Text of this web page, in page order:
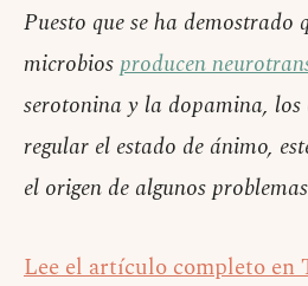
Puesto que se ha demostrado
microbiosproducen
serotonina y la dopamina, los
regular el estado de ánimo,
el origen de algunos
Lee el artículo completo en